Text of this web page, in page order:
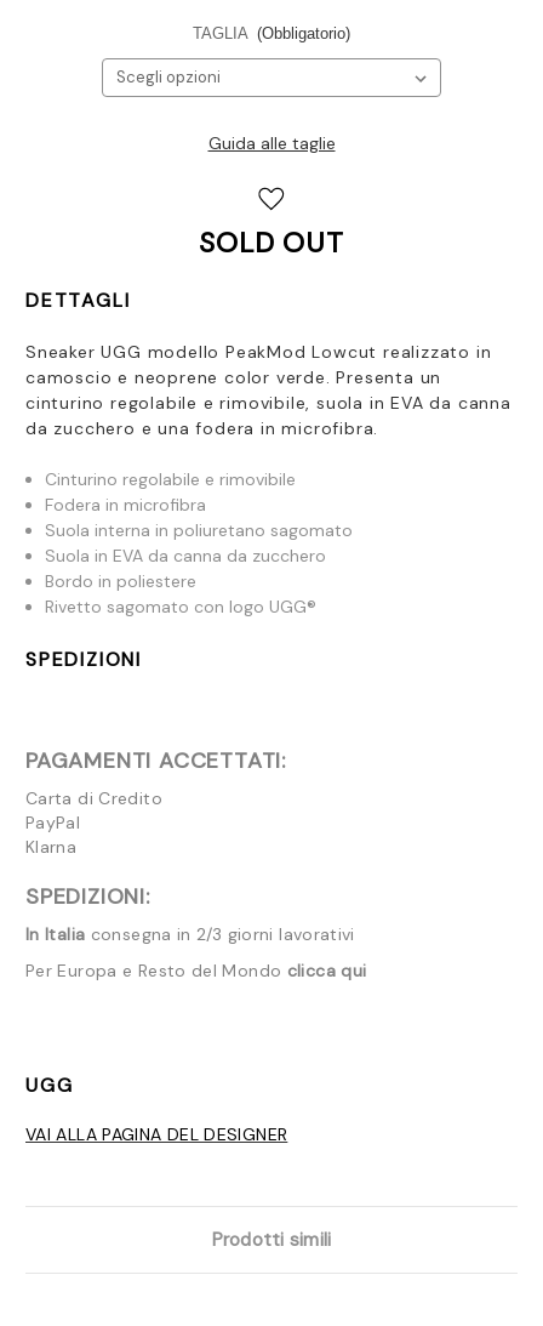
TAGLIA (Obbligatorio)
Guida alle taglie
SOLD OUT
DETTAGLI
Sneaker UGG modello PeakMod Lowcut realizzato in
camoscio e neoprene color verde. Presenta un
cinturino regolabile e rimovibile, suola in EVA da canna
da zucchero e una fodera in microfibra.
Cinturino regolabile e rimovibile
Fodera in microfibra
Suola interna in poliuretano sagomato
Suola in EVA da canna da zucchero
Bordo in poliestere
Rivetto sagomato con logo UGG®
SPEDIZIONI
PAGAMENTI ACCETTATI:
Carta di Credito
PayPal
Klarna
SPEDIZIONI:
In Italia consegna in 2/3 giorni lavorativi
Per Europa e Resto del Mondo clicca qui
UGG
VAI ALLA PAGINA DEL DESIGNER
Prodotti simili